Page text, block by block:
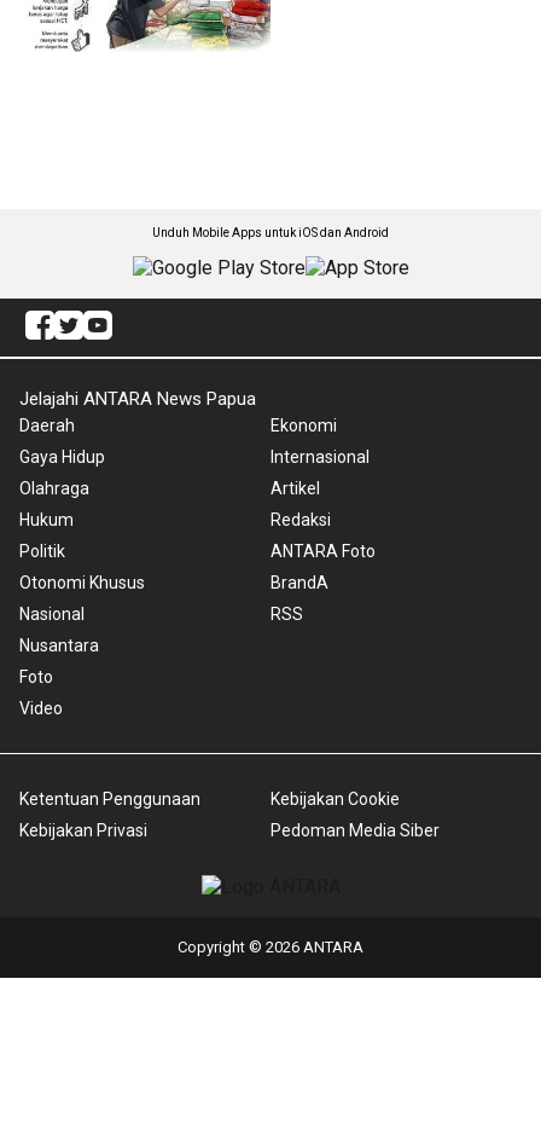
Unduh Mobile Apps untuk iOS dan Android
Jelajahi ANTARA News Papua
Daerah
Gaya Hidup
Olahraga
Hukum
Politik
Otonomi Khusus
Nasional
Nusantara
Foto
Video
Ekonomi
Internasional
Artikel
Redaksi
ANTARA Foto
BrandA
RSS
Ketentuan Penggunaan
Kebijakan Privasi
Kebijakan Cookie
Pedoman Media Siber
Copyright © 2026 ANTARA